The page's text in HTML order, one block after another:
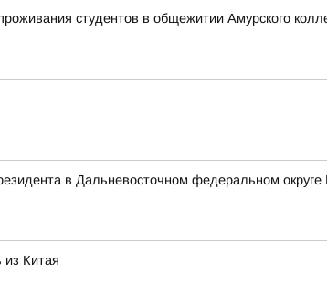
студентов в общежитии Амурского
в Дальневосточном федеральном
Китая